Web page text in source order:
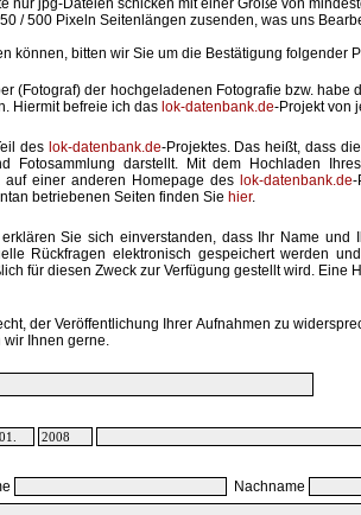
nur jpg-Dateien schicken mit einer Größe von
/ 500 Pixeln Seitenlängen zusenden, was uns
können, bitten wir Sie um die Bestätigung folgender
(Fotograf) der hochgeladenen Fotografie bzw.
Hiermit befreie ich das lok-datenbank.de-Projekt von
des lok-datenbank.de-Projektes. Das heißt, dass
Fotosammlung darstellt. Mit dem Hochladen
auf einer anderen Homepage des lok-datenbank.de-
betriebenen Seiten finden Sie hier.
Sie sich einverstanden, dass Ihr Name und
Rückfragen elektronisch gespeichert werden
für diesen Zweck zur Verfügung gestellt wird. Eine
der Veröffentlichung Ihrer Aufnahmen zu
wir Ihnen gerne.
Nachname